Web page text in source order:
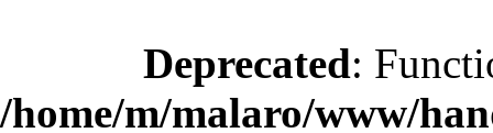
Deprecated:
/home/m/malaro/www/